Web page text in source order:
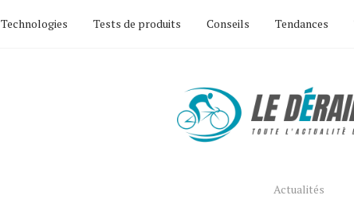
Technologies Tests de produits Conseils Tendances
Actualités